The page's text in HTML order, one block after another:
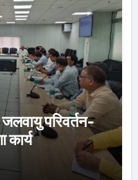
परिवर्तन-
कार्य